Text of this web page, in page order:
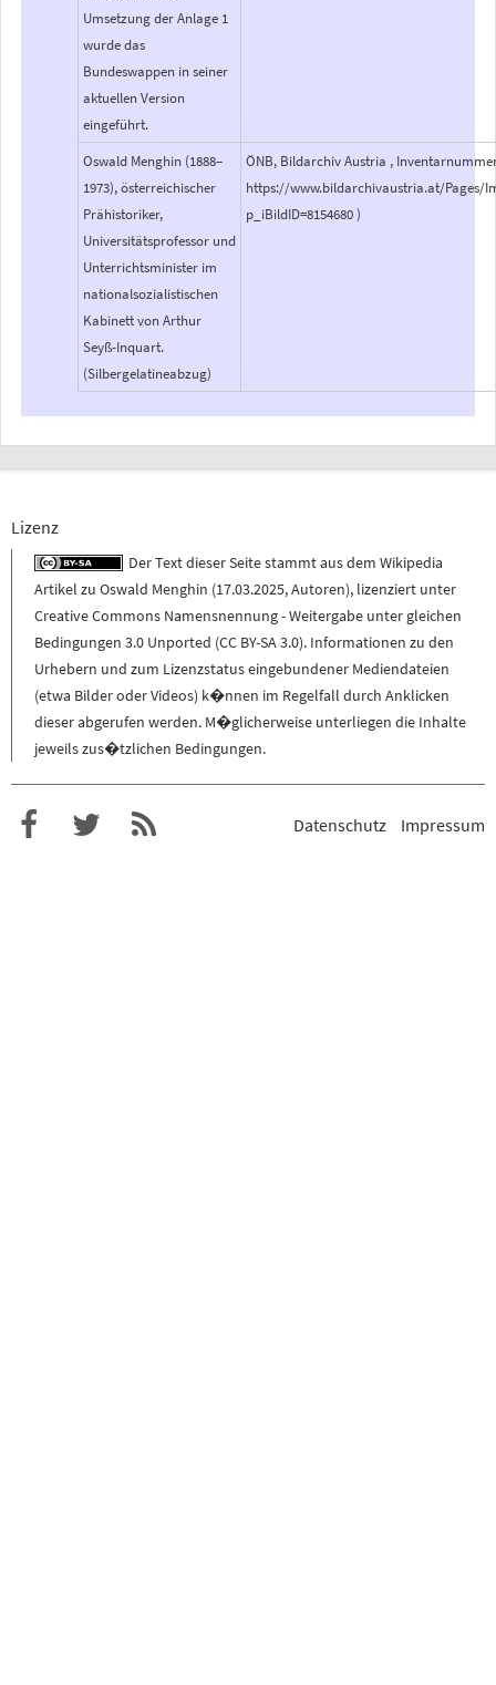
Umsetzung der Anlage 1
wurde das
Bundeswappen in seiner
aktuellen Version
eingeführt.
Oswald Menghin (1888–
1973), österreichischer
Prähistoriker,
Universitätsprofessor und
Unterrichtsminister im
nationalsozialistischen
Kabinett von Arthur
Seyß-Inquart.
(Silbergelatineabzug)
ÖNB, Bildarchiv Austria ,
https://www.bildarchivaustria.at/Pages/
p_iBildID=8154680 )
Lizenz
Der Text dieser Seite stammt aus dem Wikipedia
Artikel zu Oswald Menghin (17.03.2025,Autoren), lizenziert unter
Creative Commons Namensnennung - Weitergabe unter gleichen
Bedingungen 3.0 Unported (CC BY-SA 3.0). Informationen zu den
Urhebern und zum Lizenzstatus eingebundener Mediendateien
(etwa Bilder oder Videos) k�nnen im Regelfall durch Anklicken
dieser abgerufen werden. M�glicherweise unterliegen die Inhalte
jeweils zus�tzlichen Bedingungen.
Datenschutz Impressum